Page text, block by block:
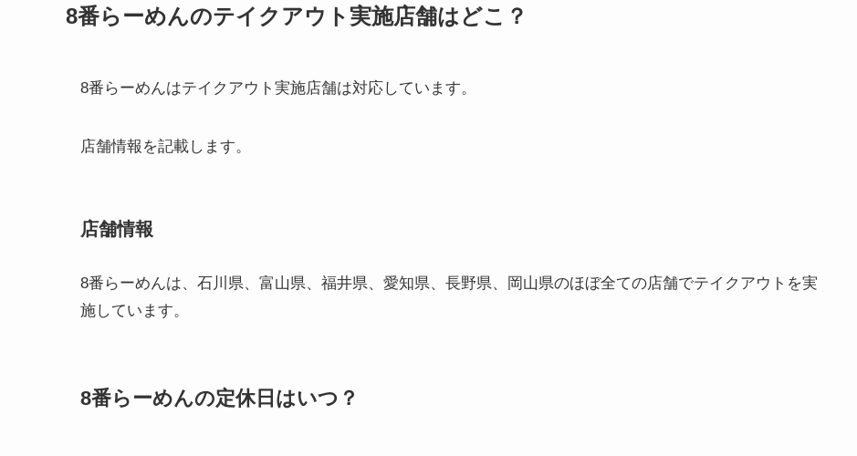
8番らーめんのテイクアウト実施店舗はどこ？
8番らーめんはテイクアウト実施店舗は対応しています。
店舗情報を記載します。
店舗情報
8番らーめんは、石川県、富山県、福井県、愛知県、長野県、岡山県のほぼ全ての店舗でテイクアウトを実
施しています。
8番らーめんの定休日はいつ？